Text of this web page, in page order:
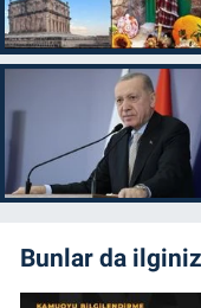
Bunlar da